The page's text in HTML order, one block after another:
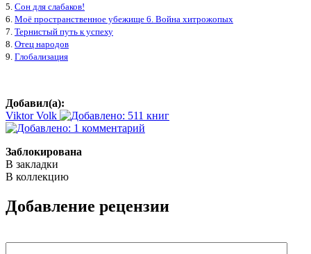
5. Сон для слабаков!
6. Моё пространственное убежище 6. Война хитрожопых
7. Тернистый путь к успеху
8. Отец народов
9. Глобализация
Добавил(а):
Viktor Volk
Заблокирована
В закладки
В коллекцию
Добавление рецензии